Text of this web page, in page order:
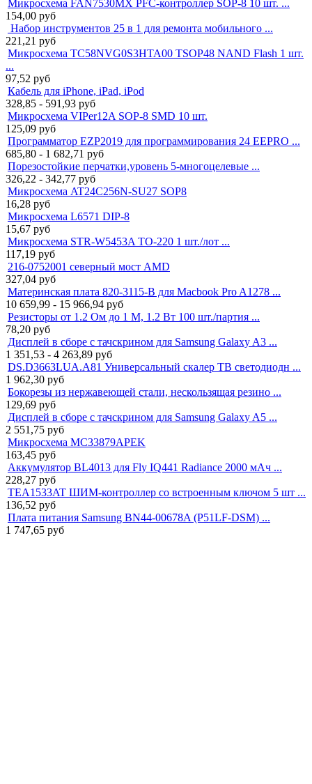
Микросхема FAN7530MX PFC-контроллер SOP-8 10 шт. ...
154,00 руб
Набор инструментов 25 в 1 для ремонта мобильного ...
221,21 руб
Микросхема TC58NVG0S3HTA00 TSOP48 NAND Flash 1 шт.
...
97,52 руб
Кабель для iPhone, iPad, iPod
328,85 - 591,93 руб
Микросхема VIPer12A SOP-8 SMD 10 шт.
125,09 руб
Программатор EZP2019 для программирования 24 EEPRO ...
685,80 - 1 682,71 руб
Порезостойкие перчатки,уровень 5-многоцелевые ...
326,22 - 342,77 руб
Микросхема AT24C256N-SU27 SOP8
16,28 руб
Микросхема L6571 DIP-8
15,67 руб
Микросхема STR-W5453A TO-220 1 шт./лот ...
117,19 руб
216-0752001 северный мост AMD
327,04 руб
Материнская плата 820-3115-B для Macbook Pro A1278 ...
10 659,99 - 15 966,94 руб
Резисторы от 1.2 Ом до 1 М, 1.2 Вт 100 шт./партия ...
78,20 руб
Дисплей в сборе с тачскрином для Samsung Galaxy A3 ...
1 351,53 - 4 263,89 руб
DS.D3663LUA.A81 Универсальный скалер ТВ светодиодн ...
1 962,30 руб
Бокорезы из нержавеющей стали, нескользящая резино ...
129,69 руб
Дисплей в сборе с тачскрином для Samsung Galaxy A5 ...
2 551,75 руб
Микросхема MC33879APEK
163,45 руб
Аккумулятор BL4013 для Fly IQ441 Radiance 2000 мАч ...
228,27 руб
TEA1533AT ШИМ-контроллер со встроенным ключом 5 шт ...
136,52 руб
Плата питания Samsung BN44-00678A (P51LF-DSM) ...
1 747,65 руб